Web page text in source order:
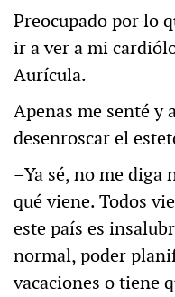
Preocupado por lo
ir a ver a mi
Aurícula.
Apenas me senté y
desenroscar el
–Ya sé, no me diga
qué viene. Todos
este país es
normal, poder
vacaciones o tiene